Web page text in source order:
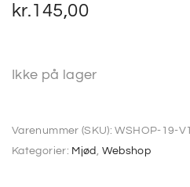
kr.145,00
Ikke på lager
Varenummer (SKU):WSHOP-19-V1
Kategorier: Mjød , Webshop